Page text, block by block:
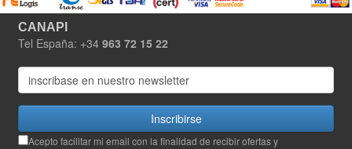
CANAPI
Tel España: +34 963 72 15 22
Inscribirse
Acepto facilitar mi email con la finalidad de recibir ofertas y